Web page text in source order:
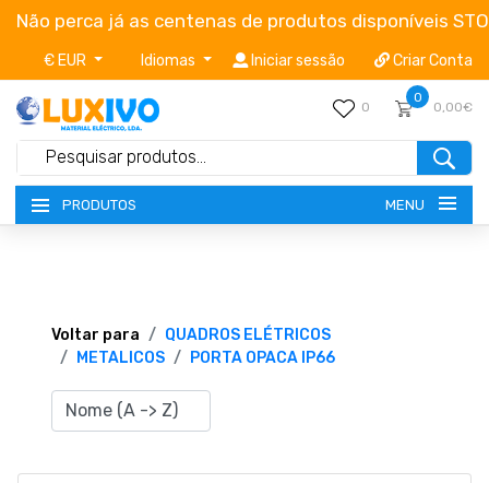
Não perca já as centenas de produtos disponíveis
€ EUR Idiomas Iniciar sessão Criar Conta
0
0
0,00€
PRODUTOS MENU
TERMOS E CONDIÇÕES
Voltar para
QUADROS ELÉTRICOS
METALICOS
PORTA OPACA IP66